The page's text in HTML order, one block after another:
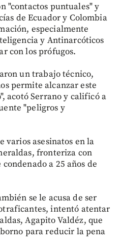
"contactos puntuales" y
de Ecuador y Colombia
especialmente
y Antinarcóticos
con los prófugos.
un trabajo técnico,
permite alcanzar este
acotó Serrano y calificó a
"peligros y
varios asesinatos en la
fronteriza con
a 25 años de
se le acusa de ser
intentó atentar
Agapito Valdéz, que
para reducir la pena